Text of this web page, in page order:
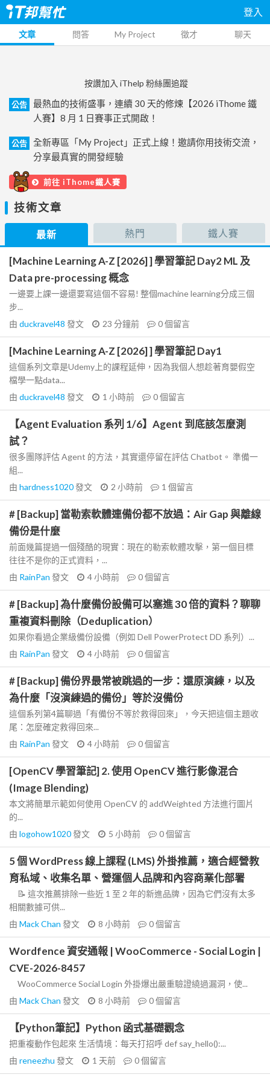
登入
文章 問答 My Project 徵才 聊天
按讚加入 iThelp 粉絲團追蹤
公告
最熱血的技術盛事，連續 30 天的修煉【2026 iThome 鐵
人賽】8 月 1 日賽事正式開啟！
公告
全新專區「My Project」正式上線！邀請你用技術交流，
分享最真實的開發經驗
前往 iThome鐵人賽
技術文章
最新 熱門 鐵人賽
[Machine Learning A-Z [2026] ] 學習筆記 Day2 ML 及
Data pre-processing 概念
一邊要上課一邊還要寫這個不容易! 整個machine learning分成三個
步...
由 duckravel48 發文 23 分鐘前 0個留言
[Machine Learning A-Z [2026] ] 學習筆記 Day1
這個系列文章是Udemy上的課程延伸，因為我個人想趁著育嬰假空
檔學一點data...
由 duckravel48 發文 1 小時前 0個留言
【Agent Evaluation 系列 1/6】Agent 到底該怎麼測
試？
很多團隊評估 Agent 的方法，其實還停留在評估 Chatbot。 準備一
組...
由 hardness1020發文 2 小時前 1 個留言
# [Backup] 當勒索軟體連備份都不放過：Air Gap 與離線
備份是什麼
前面幾篇提過一個殘酷的現實：現在的勒索軟體攻擊，第一個目標
往往不是你的正式資料，...
由 RainPan 發文 4 小時前 0個留言
# [Backup] 為什麼備份設備可以塞進 30 倍的資料？聊聊
重複資料刪除（Deduplication）
如果你看過企業級備份設備（例如 Dell PowerProtect DD 系列）...
由 RainPan 發文 4 小時前 0個留言
# [Backup] 備份界最常被跳過的一步：還原演練，以及
為什麼「沒演練過的備份」等於沒備份
這個系列第4篇聊過「有備份不等於救得回來」，今天把這個主題收
尾：怎麼確定救得回來...
由 RainPan 發文 4 小時前 0個留言
[OpenCV 學習筆記] 2. 使用 OpenCV 進行影像混合
(Image Blending)
本文將簡單示範如何使用 OpenCV 的 addWeighted 方法進行圖片
的...
由 logohow1020發文 5 小時前 0個留言
5 個 WordPress 線上課程 (LMS) 外掛推薦，適合經營教
育私域、收集名單、營運個人品牌和內容商業化部署
📝 這次推薦排除一些近 1 至 2 年的新進品牌，因為它們沒有太多
相關數據可供...
由 Mack Chan 發文 8 小時前 0個留言
Wordfence 資安通報 | WooCommerce - Social Login |
CVE-2026-8457
WooCommerce Social Login 外掛爆出嚴重驗證繞過漏洞，使...
由 Mack Chan 發文 8 小時前 0個留言
【Python筆記】Python 函式基礎觀念
把重複動作包起來 生活情境：每天打招呼 def say_hello():...
由 reneezhu 發文 1 天前 0個留言